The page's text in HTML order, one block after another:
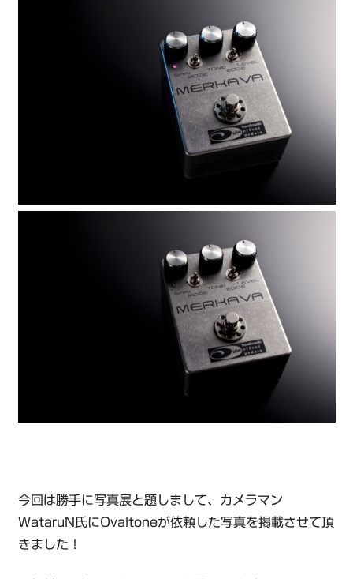
今回は勝手に写真展と題しまして、カメラマン
WataruN氏にOvaltoneが依頼した写真を掲載させて頂
きました！